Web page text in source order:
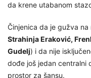
da krene utabanom
Činjenica da je gužva
Strahinja Eraković,
Gudelj) i da nije
dođe još jedan centralni
prostor za šansu.